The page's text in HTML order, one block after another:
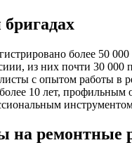
более 50 000
из них почти 30 000
с опытом работы в
10 лет, профильным
на ремонтные